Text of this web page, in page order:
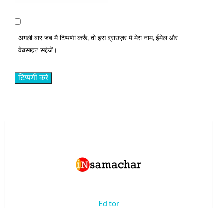
अगली बार जब मैं टिप्पणी करूँ, तो इस ब्राउज़र में मेरा नाम, ईमेल और
वेबसाइट सहेजें।
Editor